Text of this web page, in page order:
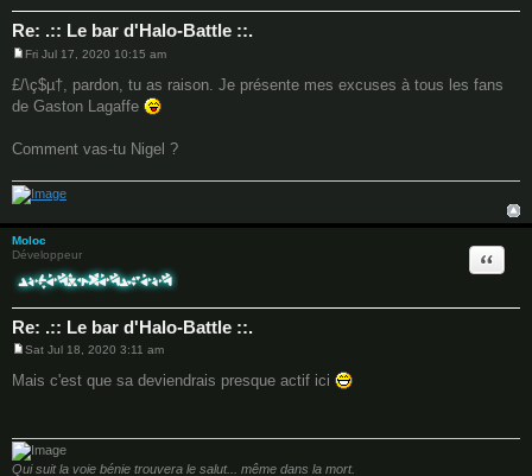
Re: .:: Le bar d'Halo-Battle ::.
o
s
t
Fri Jul 17, 2020 10:15 am
£/\ç$µ†, pardon, tu as raison. Je présente mes excuses à tous les fans
de Gaston Lagaffe
Comment vas-tu Nigel ?
Moloc
Développeur
Re: .:: Le bar d'Halo-Battle ::.
Quote
s
Sat Jul 18, 2020 3:11 am
Mais c'est que sa deviendrais presque actif ici
Qui suit la voie bénie trouvera le salut... même dans la mort.